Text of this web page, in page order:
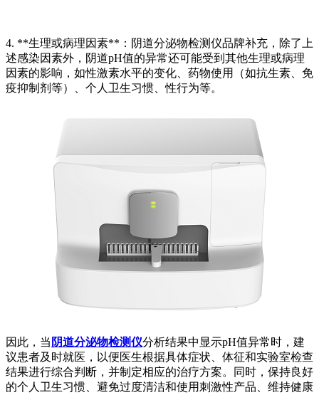
4. **生理或病理因素**：阴道分泌物检测仪品牌补充，除了上
述感染因素外，阴道pH值的异常还可能受到其他生理或病理
因素的影响，如性激素水平的变化、药物使用（如抗生素、免
疫抑制剂等）、个人卫生习惯、性行为等。
因此，当 阴道分泌物检测仪分析结果中显示pH值异常时，建
议患者及时就医，以便医生根据具体症状、体征和实验室检查
结果进行综合判断，并制定相应的治疗方案。同时，保持良好
的个人卫生习惯、避免过度清洁和使用刺激性产品、维持健康